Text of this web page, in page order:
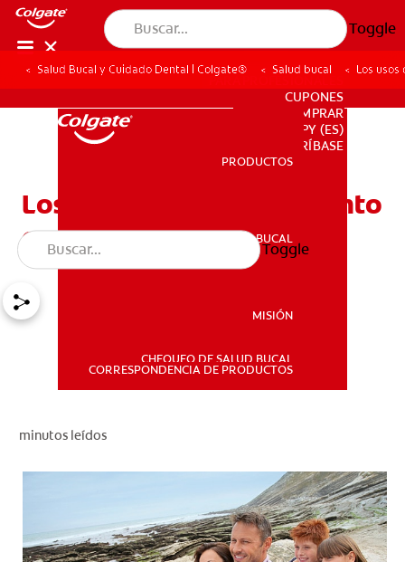
Toggle
PRODUCTOS
SALUD BUCAL
PARA PROFESIONALES
PARA PROFESIONALES
CUPONES
DONDE COMPRAR
PY (ES)
SUSCRÍBASE
PRODUCTOS
SALUD BUCAL
MISIÓN
CHEQUEO DE SALUD BUCAL
CORRESPONDENCIA DE PRODUCTOS
Toggle
Salud Bucal y Cuidado Dental | Colgate® Salud bucal Los
Los usos del flúor: Elemento
que fortalece los dientes
minutos leídos